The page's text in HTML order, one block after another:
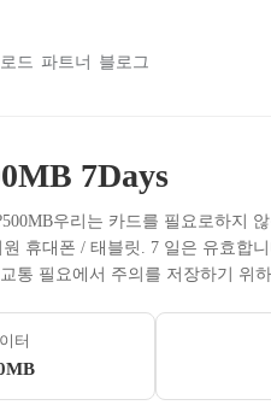
드 파트너 블로그
7Days
우리는 카드를 필요로하지
휴대폰 / 태블릿. 7 일은 유효합
통 필요에서 주의를 저장하기 위
터